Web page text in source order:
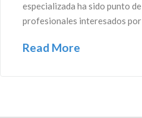
especializada ha sido punto
profesionales interesados
Read More